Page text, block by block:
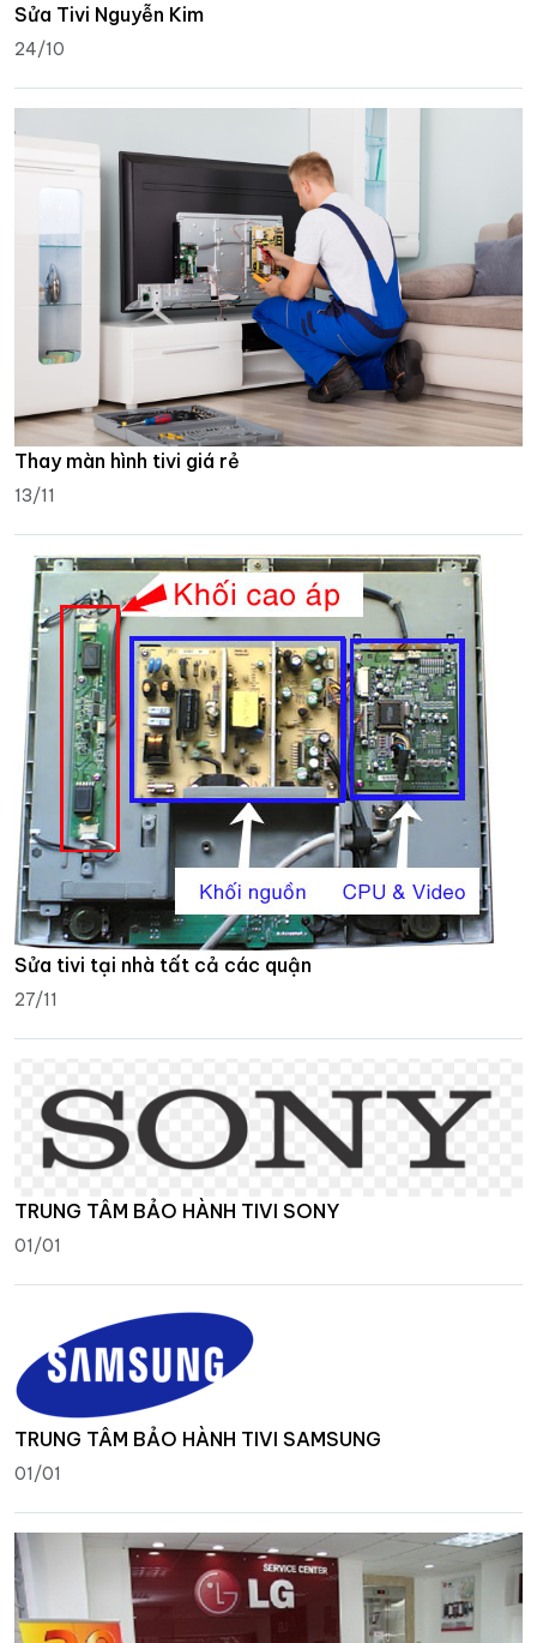
Sửa Tivi Nguyễn Kim
24/10
Thay màn hình tivi giá rẻ
13/11
Sửa tivi tại nhà tất cả các quận
27/11
TRUNG TÂM BẢO HÀNH TIVI SONY
01/01
TRUNG TÂM BẢO HÀNH TIVI SAMSUNG
01/01